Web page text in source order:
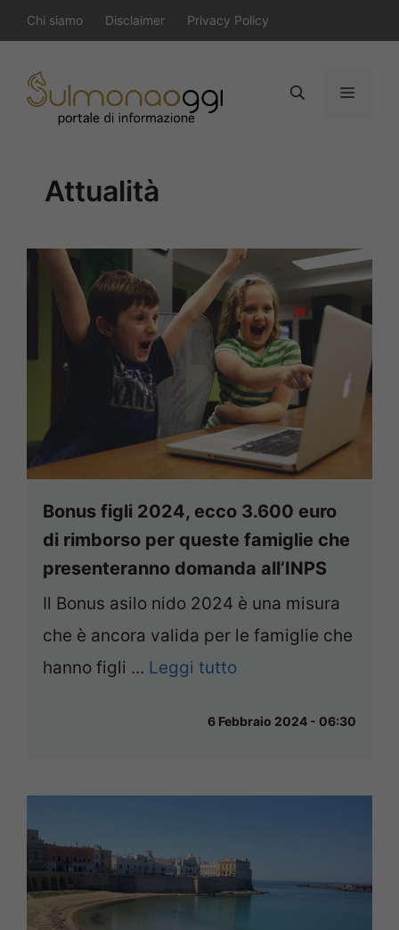
al
contenuto
Chi siamo Disclaimer Privacy Policy
Menu
Attualità
Bonus figli 2024, ecco 3.600 euro
di rimborso per queste famiglie che
presenteranno domanda all’INPS
Il Bonus asilo nido 2024 è una misura
che è ancora valida per le famiglie che
hanno figli ... Leggi tutto
6 Febbraio 2024 - 06:30